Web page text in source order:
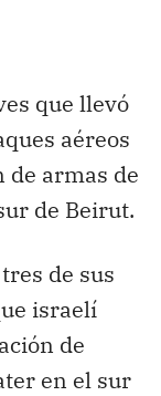
que llevó
aéreos
de armas de
de Beirut.
de sus
israelí
de
en el sur